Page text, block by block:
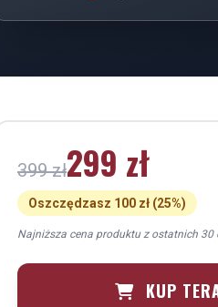
399 zł299 zł
Oszczędzasz 100 zł (25%)
Najniższa cena produktu z ostatnich 30
KUP